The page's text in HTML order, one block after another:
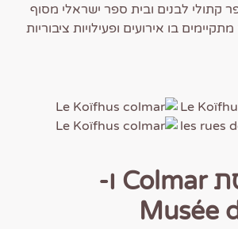
ספר קתולי לבנים ובית ספר ישראלי מסוף
כיום מתקיימים בו אירועים ופעילויות ציבוריות
Colmar ו-
Musée